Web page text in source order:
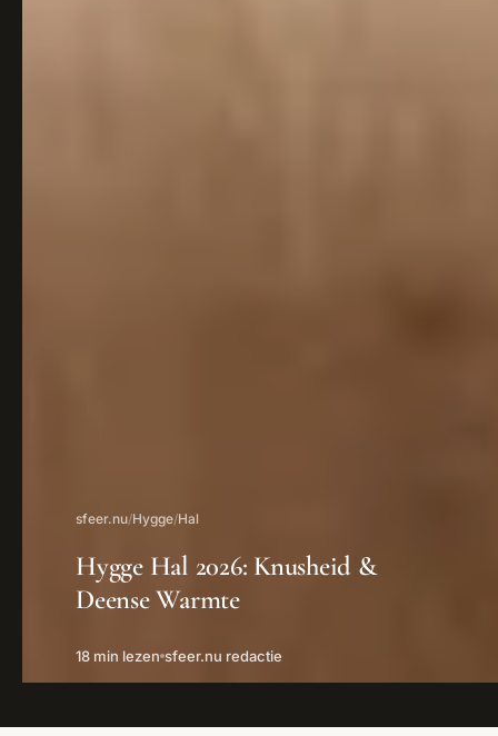
sfeer.nu/Hygge/Hal
Hygge Hal 2026: Knusheid &
Deense Warmte
18 min lezen sfeer.nu redactie